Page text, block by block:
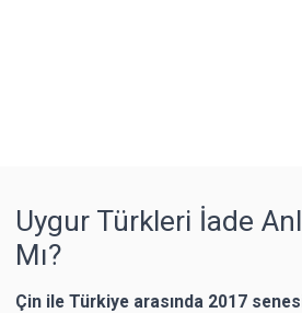
Uygur Türkleri İade
Mı?
Çin ile Türkiye arasında 2017